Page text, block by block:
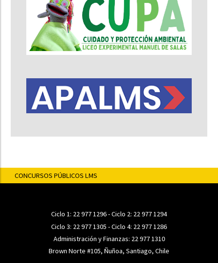
CONCURSOS PÚBLICOS LMS
Ciclo 1: 22 977 1296- Ciclo 2: 22 977 1294
Ciclo 3: 22 977 1305 - Ciclo 4: 22 977 1286
Administración y Finanzas: 22 977 1310
Brown Norte #105, Ñuñoa, Santiago, Chile